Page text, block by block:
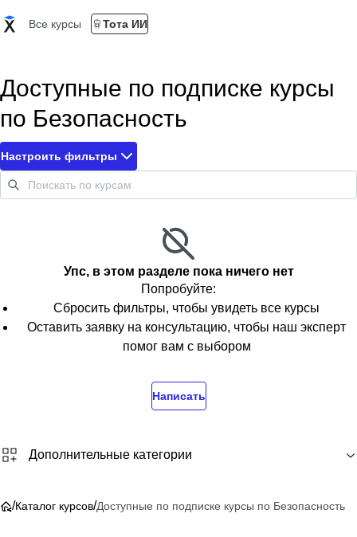
Все курсы Тота ИИ
Доступные по подписке курсы
по Безопасность
Настроить фильтры
Упс, в этом разделе пока ничего нет
Попробуйте:
Сбросить фильтры, чтобы увидеть все курсы
Оставить заявку на консультацию, чтобы наш эксперт
помог вам с выбором
Написать
Дополнительные категории
/Каталог курсов/Доступные по подписке курсы по Безопасность